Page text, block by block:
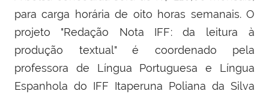
para carga horária de oito horas semanais. O
projeto "Redação Nota IFF: da leitura à
produção textual" é coordenado pela
professora de Língua Portuguesa e Língua
Espanhola do IFF Itaperuna Poliana da Silva